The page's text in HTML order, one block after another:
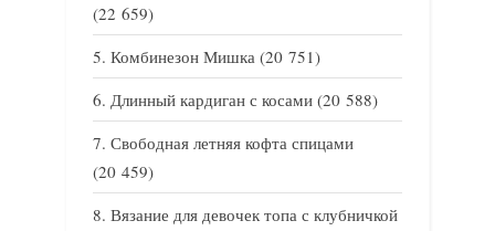
(22 659)
Комбинезон Мишка (20 751)
Длинный кардиган с косами (20 588)
Свободная летняя кофта спицами
(20 459)
Вязание для девочек топа с клубничкой